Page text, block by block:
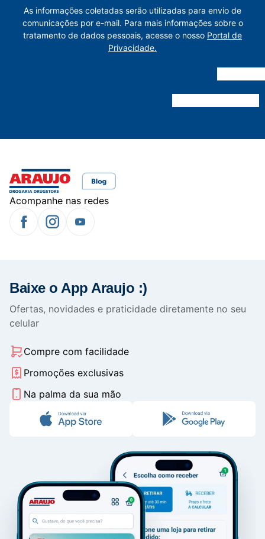
As informações coletadas serão utilizadas para envio de
comunicações por e-mail. Para mais informações sobre o
tratamento de dados pessoais, acesse o nosso Portal de
Privacidade.
Acompanhe nas redes
Baixe o App Araujo :)
Ofertas, novidades e praticidade diretamente no seu
celular
Compre com facilidade
Promoções exclusivas
Na palma da sua mão